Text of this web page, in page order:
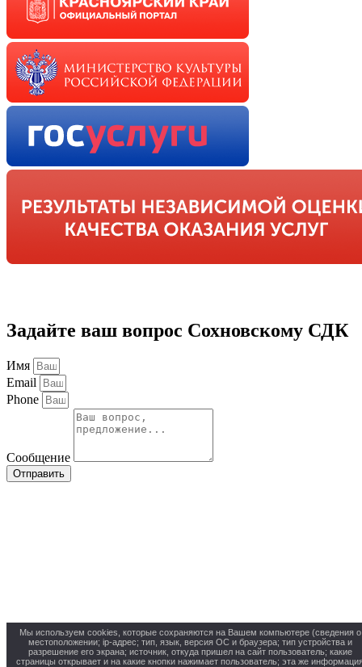
Мы используем cookies, которые сохраняются на Вашем компьютере (сведения о
местоположении; ip-адрес; тип, язык, версия ОС и браузера; тип устройства и
разрешение его экрана; источник, откуда пришел на сайт пользователь; какие
страницы открывает и на какие кнопки нажимает пользователь; эта же
Задайте ваш вопрос Сохновскому СДК
Имя
Email
Phone
Сообщение
Отправить